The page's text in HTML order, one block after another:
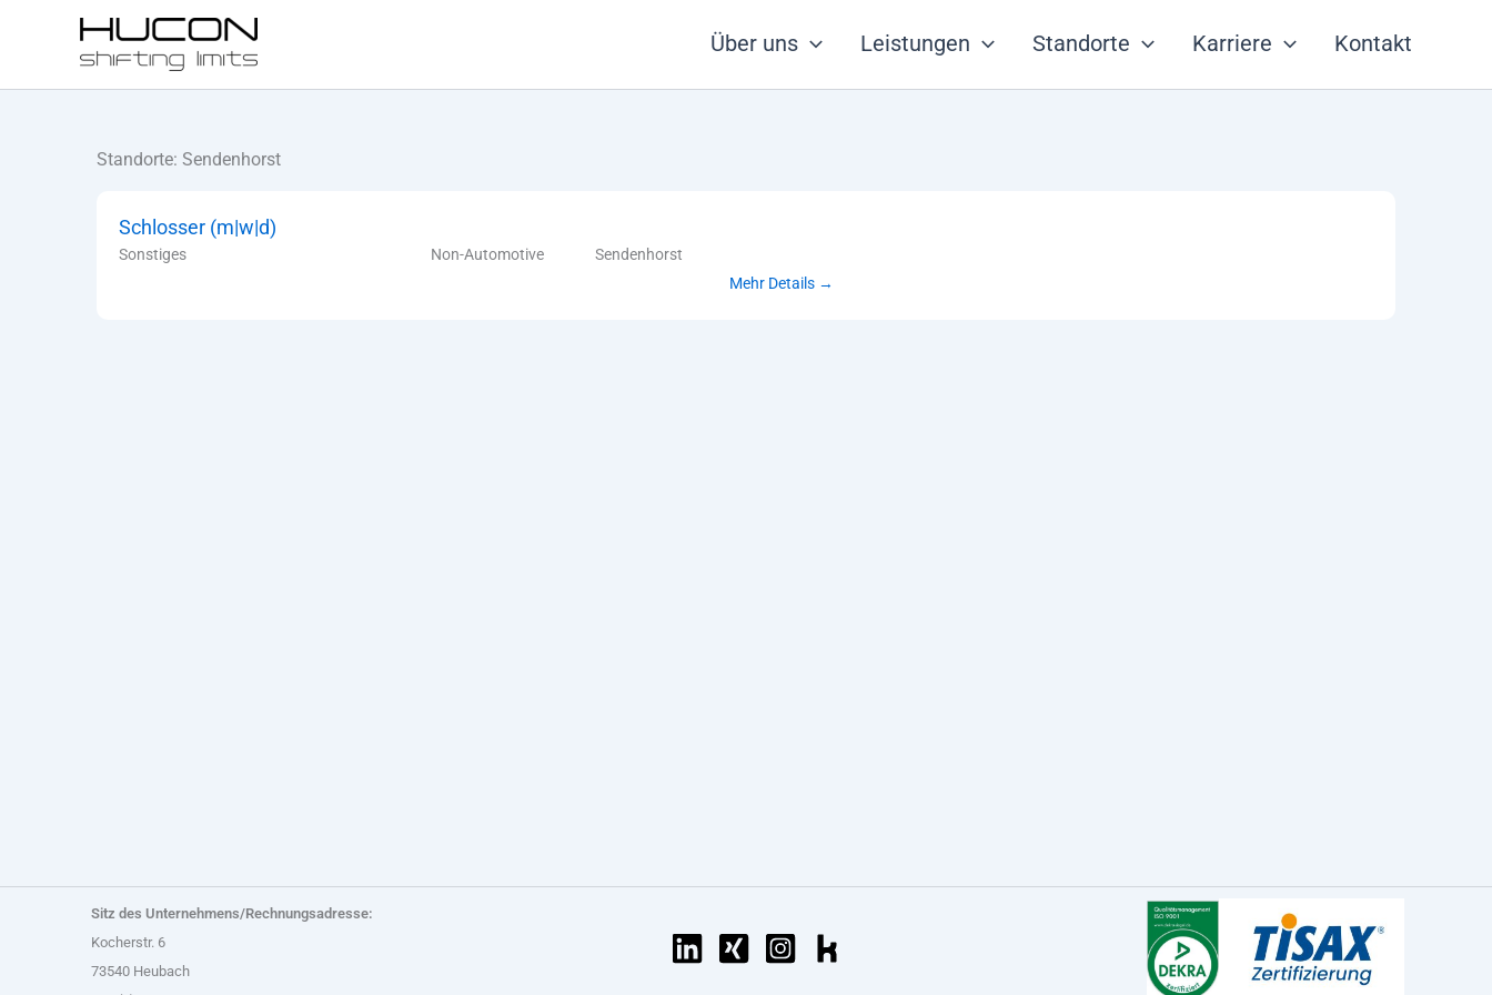
Über uns Leistungen Standorte Karriere Kontakt
Standorte: Sendenhorst
Schlosser (m|w|d)
Sonstiges Non-Automotive
Sendenhorst
Mehr Details
Sitz des Unternehmens/Rechnungsadresse:
Kocherstr. 6
73540 Heubach